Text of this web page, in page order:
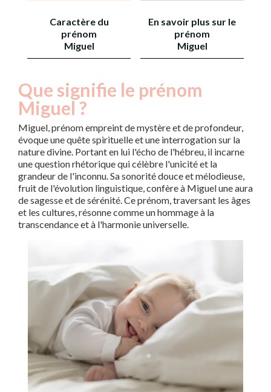
Caractère du
prénom
Miguel
En savoir plus sur le
prénom
Miguel
Que signifie le prénom
Miguel ?
Miguel, prénom empreint de mystère et de profondeur,
évoque une quête spirituelle et une interrogation sur la
nature divine. Portant en lui l'écho de l'hébreu, il incarne
une question rhétorique qui célèbre l'unicité et la
grandeur de l'inconnu. Sa sonorité douce et mélodieuse,
fruit de l'évolution linguistique, confère à Miguel une aura
de sagesse et de sérénité. Ce prénom, traversant les âges
et les cultures, résonne comme un hommage à la
transcendance et à l'harmonie universelle.